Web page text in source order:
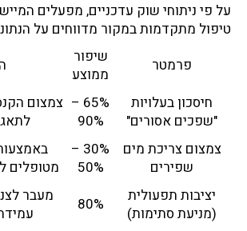
על פי ניתוחי שוק עדכניים, מפעלים
טיפול מתקדמות במקור מדווחים על
פרמטר
שיפור
ממוצע
חיסכון בעלויות
"שפכים אסורים"
65% –
90%
צמצום
צמצום צריכת מים
שפירים
30% –
50%
מטופלים
יציבות תפעולית
(מניעת סתימות)
80%
מעבר